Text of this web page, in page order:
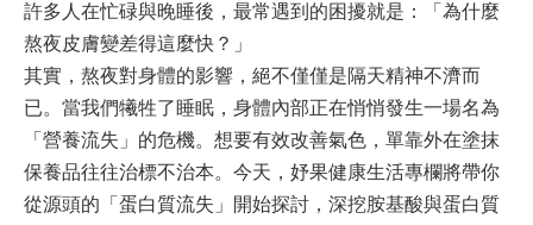
許多人在忙碌與晚睡後，最常遇到的困擾就是：「為什麼
熬夜皮膚變差得這麼快？」
其實，熬夜對身體的影響，絕不僅僅是隔天精神不濟而
已。當我們犧牲了睡眠，身體內部正在悄悄發生一場名為
「營養流失」的危機。想要有效改善氣色，單靠外在塗抹
保養品往往治標不治本。今天，妤果健康生活專欄將帶你
從源頭的「蛋白質流失」開始探討，深挖胺基酸與蛋白質